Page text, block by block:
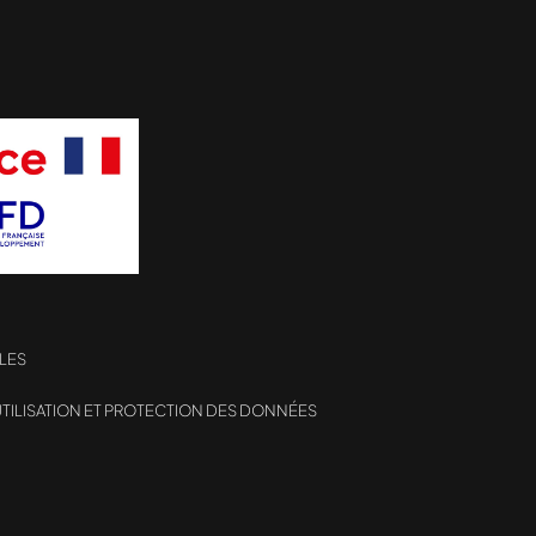
ET PROTECTION DES DONNÉES